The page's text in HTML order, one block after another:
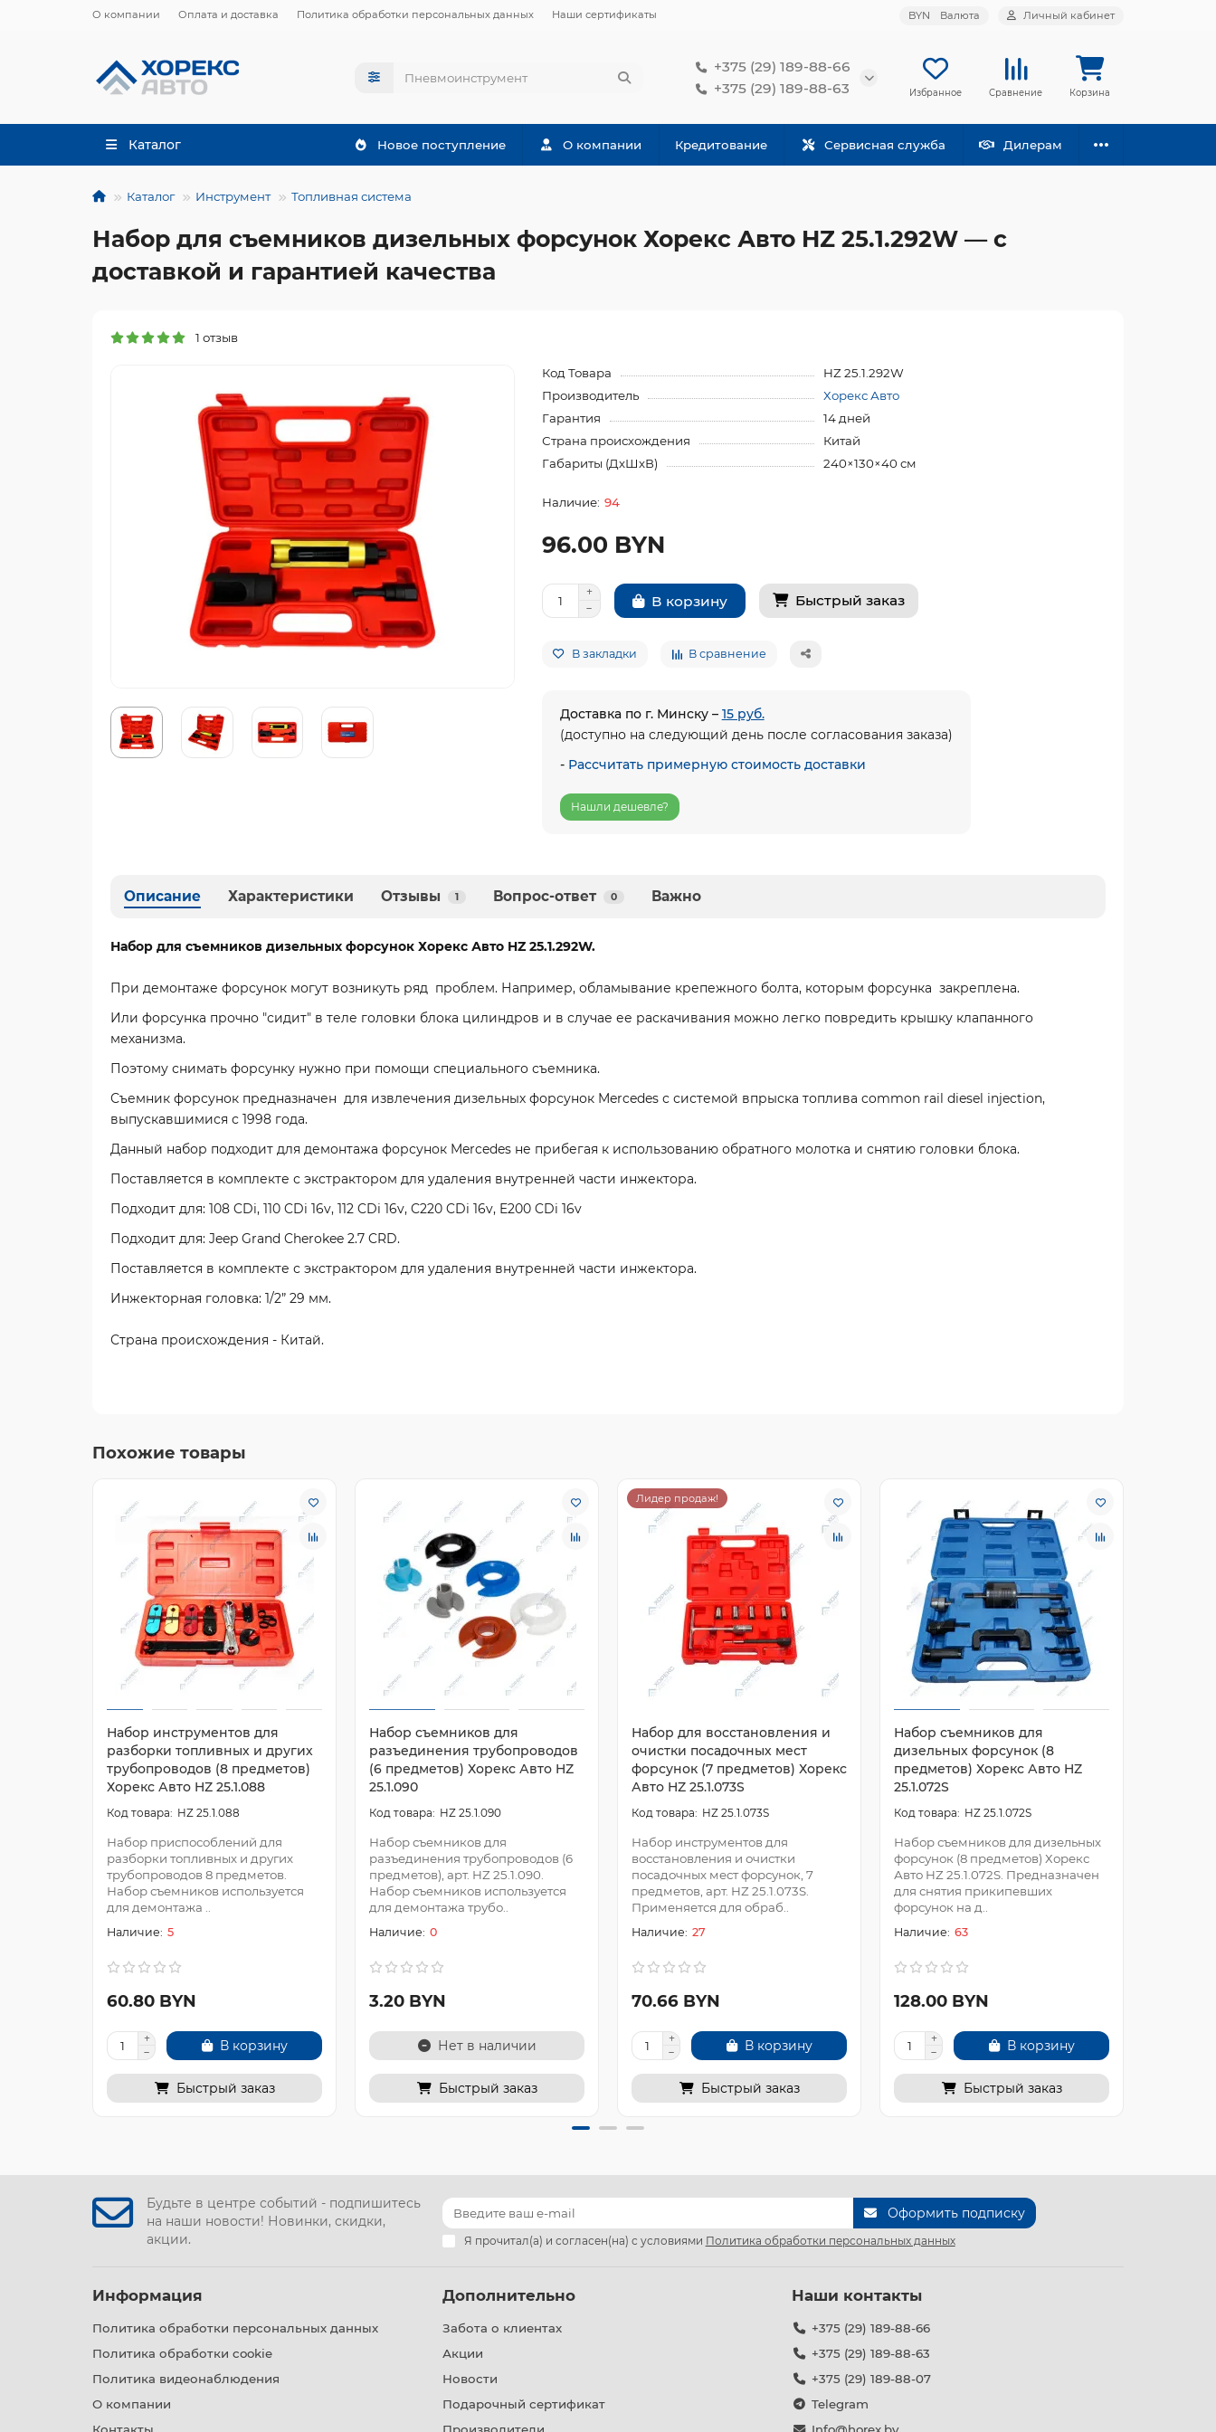
О компании Оплата и доставка Политика обработки персональных данных Наши сертификаты BYN Валюта Личный кабинет
+375 (29) 189-88-66
+375 (29) 189-88-63
Избранное Сравнение Корзина
Каталог Новое поступление О компании Кредитование Сервисная служба Дилерам
Каталог Инструмент Топливная система
Набор для съемников дизельных форсунок Хорекс Авто HZ 25.1.292W — с
доставкой и гарантией качества
1 отзыв
Код Товара
HZ 25.1.292W
Производитель
Хорекс Авто
Гарантия
14 дней
Страна происхождения
Китай
Габариты (ДхШхВ)
240×130×40 см
94
96.00 BYN
В корзину Быстрый заказ
В закладки В сравнение
Доставка по г. Минску – 15 руб.
(доступно на следующий день после согласования заказа)
- Рассчитать примерную стоимость доставки
Нашли дешевле?
Описание Характеристики Отзывы 1 Вопрос-ответ 0 Важно
Набор для съемников дизельных форсунок Хорекс Авто HZ 25.1.292W.
При демонтаже форсунок могут возникуть ряд проблем. Например, обламывание крепежного болта, которым форсунка закреплена.
Или форсунка прочно "сидит" в теле головки блока цилиндров и в случае ее раскачивания можно легко повредить крышку клапанного
механизма.
Поэтому снимать форсунку нужно при помощи специального съемника.
Съемник форсунок предназначен для извлечения дизельных форсунок Mercedes с системой впрыска топлива common rail diesel injection,
выпускавшимися с 1998 года.
Данный набор подходит для демонтажа форсунок Mercedes не прибегая к использованию обратного молотка и снятию головки блока.
Поставляется в комплекте с экстрактором для удаления внутренней части инжектора.
Подходит для: 108 CDi, 110 CDi 16v, 112 CDi 16v, C220 CDi 16v, E200 CDi 16v
Подходит для: Jeep Grand Cherokee 2.7 CRD.
Поставляется в комплекте с экстрактором для удаления внутренней части инжектора.
Инжекторная головка: 1/2” 29 мм.
Страна происхождения - Китай.
Похожие товары
Набор инструментов для
разборки топливных и других
трубопроводов (8 предметов)
Хорекс Авто HZ 25.1.088
HZ 25.1.088
Набор приспособлений для
разборки топливных и других
трубопроводов 8 предметов.
Набор съемников используется
для демонтажа ..
5
60.80 BYN
В корзину
Быстрый заказ
Набор съемников для
разъединения трубопроводов
(6 предметов) Хорекс Авто HZ
25.1.090
HZ 25.1.090
Набор съемников для
разъединения трубопроводов (6
предметов), арт. HZ 25.1.090.
Набор съемников используется
для демонтажа трубо..
0
3.20 BYN
Нет в наличии
Быстрый заказ
Лидер продаж!
Набор для восстановления и
очистки посадочных мест
форсунок (7 предметов) Хорекс
Авто HZ 25.1.073S
HZ 25.1.073S
Набор инструментов для
восстановления и очистки
посадочных мест форсунок, 7
предметов, арт. HZ 25.1.073S.
Применяется для обраб..
27
70.66 BYN
В корзину
Быстрый заказ
Набор съемников для
дизельных форсунок (8
предметов) Хорекс Авто HZ
25.1.072S
HZ 25.1.072S
Набор съемников для дизельных
форсунок (8 предметов) Хорекс
Авто HZ 25.1.072S. Предназначен
для снятия прикипевших
форсунок на д..
63
128.00 BYN
В корзину
Быстрый заказ
Будьте в центре событий - подпишитесь
на наши новости! Новинки, скидки,
акции.
Оформить подписку
Я прочитал(а) и согласен(на) с условиями Политика обработки персональных данных
Информация
Политика обработки персональных данных
Политика обработки cookie
Политика видеонаблюдения
О компании
Дополнительно
Забота о клиентах
Акции
Новости
Подарочный сертификат
Наши контакты
+375 (29) 189-88-66
+375 (29) 189-88-63
+375 (29) 189-88-07
Telegram